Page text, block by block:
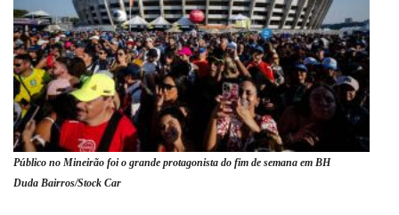
Público no Mineirão foi o grande protagonista do fim de semana em BH
Duda Bairros/Stock Car